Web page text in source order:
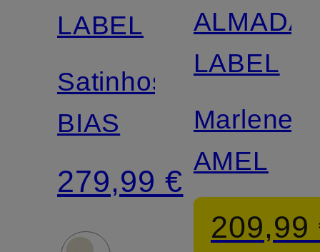
LABEL
Satinhose
BIAS
279,99 €
ALMADA
LABEL
AMEL
209,99